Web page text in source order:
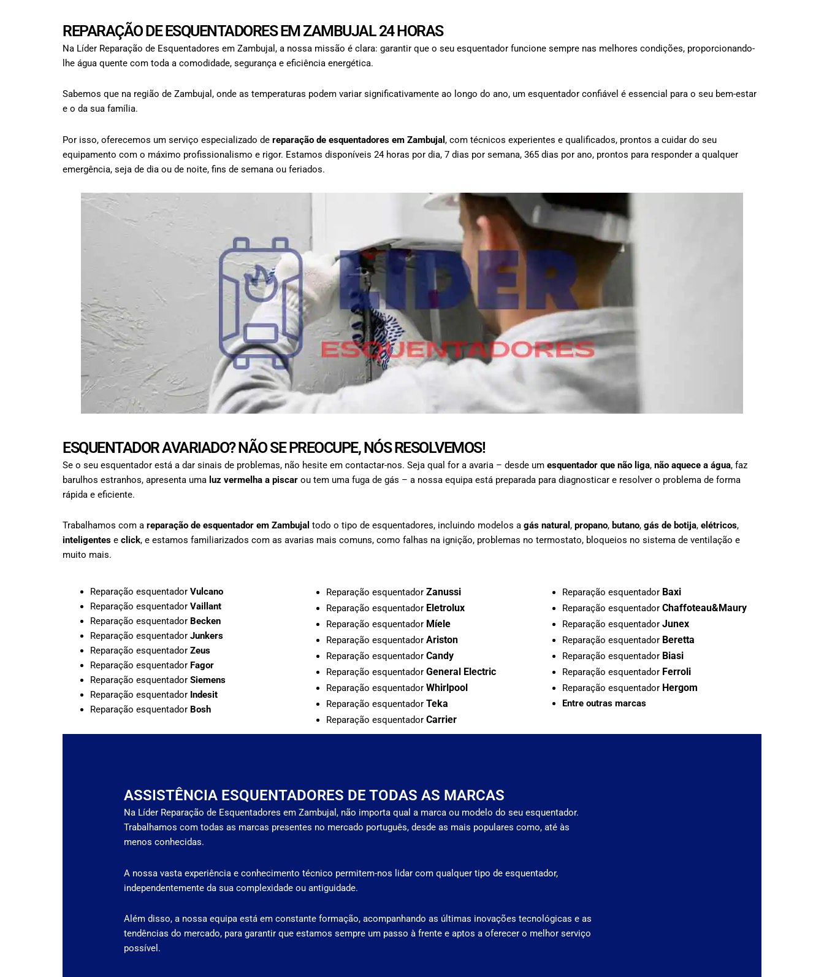
REPARAÇÃO DE ESQUENTADORES EM ZAMBUJAL 24 HORAS
Na Líder Reparação de Esquentadores em Zambujal, a nossa missão é clara: garantir que o seu esquentador funcione sempre nas melhores condições, proporcionando-
lhe água quente com toda a comodidade, segurança e eficiência energética.
Sabemos que na região de Zambujal, onde as temperaturas podem variar significativamente ao longo do ano, um esquentador confiável é essencial para o seu bem-estar
e o da sua família.
Por isso, oferecemos um serviço especializado de reparação de esquentadores em Zambujal , com técnicos experientes e qualificados, prontos a cuidar do seu
equipamento com o máximo profissionalismo e rigor. Estamos disponíveis 24 horas por dia, 7 dias por semana, 365 dias por ano, prontos para responder a qualquer
emergência, seja de dia ou de noite, fins de semana ou feriados.
ESQUENTADOR AVARIADO? NÃO SE PREOCUPE, NÓS RESOLVEMOS!
Se o seu esquentador está a dar sinais de problemas, não hesite em contactar-nos. Seja qual for a avaria – desde um esquentador que não liga, não aquece a água, faz
barulhos estranhos, apresenta uma luz vermelha a piscar ou tem uma fuga de gás – a nossa equipa está preparada para diagnosticar e resolver o problema de forma
rápida e eficiente.
Trabalhamos com a reparação de esquentador em Zambujal todo o tipo de esquentadores, incluindo modelos a gás natural , propano, butano, gás de botija, elétricos,
inteligentes e click, e estamos familiarizados com as avarias mais comuns, como falhas na ignição, problemas no termostato, bloqueios no sistema de ventilação e
muito mais.
Reparação esquentador Vulcano
Reparação esquentador Vaillant
Reparação esquentador Becken
Reparação esquentador Junkers
Reparação esquentador Zeus
Reparação esquentador Fagor
Reparação esquentador Siemens
Reparação esquentador Indesit
Reparação esquentador Bosh
Reparação esquentador Zanussi
Reparação esquentador Eletrolux
Reparação esquentador Míele
Reparação esquentador Ariston
Reparação esquentador Candy
Reparação esquentador General Electric
Reparação esquentador Whirlpool
Reparação esquentador Teka
Reparação esquentador Carrier
Reparação esquentador Baxi
Reparação esquentador Chaffoteau&Maury
Reparação esquentador Junex
Reparação esquentador Beretta
Reparação esquentador Biasi
Reparação esquentador Ferroli
Reparação esquentador Hergom
Entre outras marcas
ASSISTÊNCIA ESQUENTADORES DE TODAS AS MARCAS
Na Líder Reparação de Esquentadores em Zambujal, não importa qual a marca ou modelo do seu esquentador.
Trabalhamos com todas as marcas presentes no mercado português, desde as mais populares como, até às
menos conhecidas.
A nossa vasta experiência e conhecimento técnico permitem-nos lidar com qualquer tipo de esquentador,
independentemente da sua complexidade ou antiguidade.
Além disso, a nossa equipa está em constante formação, acompanhando as últimas inovações tecnológicas e as
tendências do mercado, para garantir que estamos sempre um passo à frente e aptos a oferecer o melhor serviço
possível.